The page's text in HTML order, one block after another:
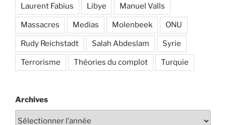
Laurent Fabius Libye Manuel Valls
Massacres Medias Molenbeek ONU
Rudy Reichstadt Salah Abdeslam Syrie
Terrorisme Théories du complot Turquie
Archives